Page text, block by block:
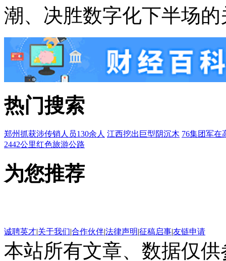
潮、决胜数字化下半场
热门搜索
郑州抓获涉传销人员130余人 江西挖出巨型阴沉木 76集团军在
2442公里红色旅游公路
为您推荐
诚聘英才|关于我们|合作伙伴|法律声明|征稿启事|友链申请
本站所有文章、数据仅